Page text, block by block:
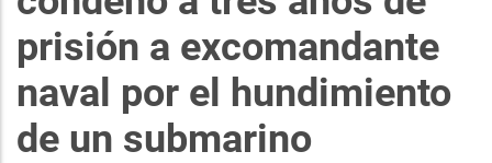
prisión a excomandante
naval por el hundimiento
de un submarino